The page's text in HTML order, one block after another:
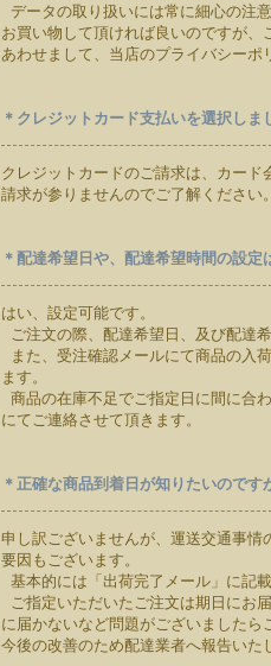
データの取り扱いには常に細心の注
お買い物して頂ければ良いのですが
あわせまして、当店のプライバシーポ
＊クレジットカード支払いを選択し
クレジットカードのご請求は、カー
請求が参りませんのでご了解ください
＊配達希望日や、配達希望時間の設定
はい、設定可能です。
ご注文の際、配達希望日、及び配達
また、受注確認メールにて商品の入
ます。
商品の在庫不足でご指定日に間に合
にてご連絡させて頂きます。
＊正確な商品到着日が知りたいので
申し訳ございませんが、運送交通事
要因もございます。
基本的には「出荷完了メール」に記
ご指定いただいたご注文は期日にお
に届かないなど問題がございましたら
今後の改善のため配達業者へ報告いた